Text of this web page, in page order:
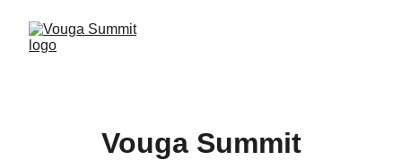
Vouga Summit